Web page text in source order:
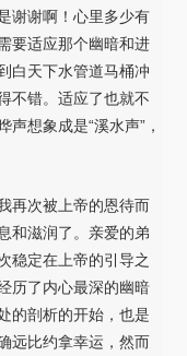
谢谢啊！心里多少有
要适应那个幽暗和进
白天下水管道马桶冲
不错。适应了也就不
想象成是“溪水声”，
再次被上帝的恩待而
和滋润了。亲爱的弟
稳定在上帝的引导之
历了内心最深的幽暗
的剖析的开始，也是
远比约拿幸运，然而